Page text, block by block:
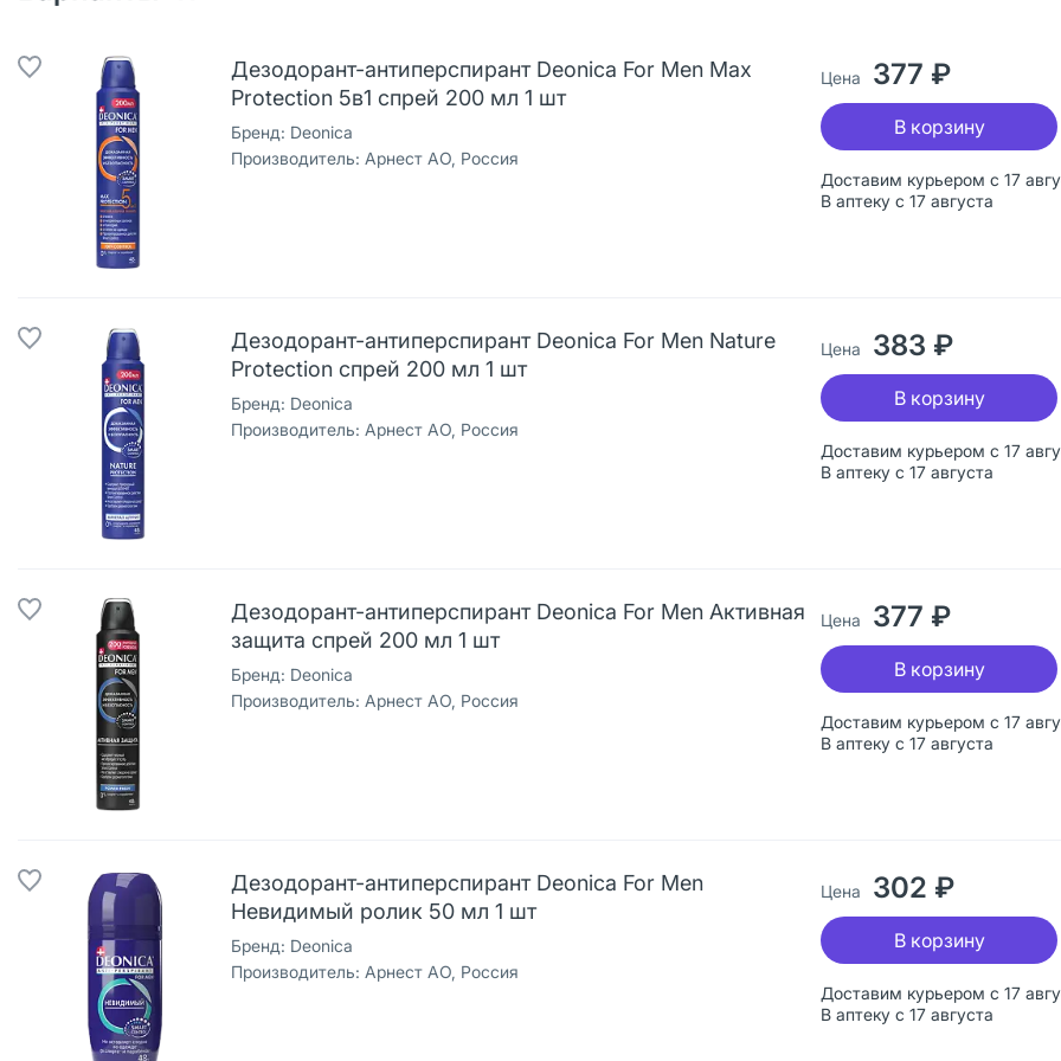
Дезодорант-антиперспирант Deonica For Men Max
Protection 5в1 спрей 200 мл 1 шт
Бренд: Deonica
Производитель: Арнест АО, Россия
Доставим курьером с 17
В аптеку с 17 августа
Цена 377 ₽
В корзину
Дезодорант-антиперспирант Deonica For Men Nature
Protection спрей 200 мл 1 шт
Бренд: Deonica
Производитель: Арнест АО, Россия
Доставим курьером с 17
В аптеку с 17 августа
Цена 383 ₽
В корзину
Дезодорант-антиперспирант Deonica For Men Активная
защита спрей 200 мл 1 шт
Бренд: Deonica
Производитель: Арнест АО, Россия
Доставим курьером с 17
В аптеку с 17 августа
Цена 377 ₽
В корзину
Дезодорант-антиперспирант Deonica For Men
Невидимый ролик 50 мл 1 шт
Бренд: Deonica
Производитель: Арнест АО, Россия
Доставим курьером с 17
В аптеку с 17 августа
Цена 302 ₽
В корзину